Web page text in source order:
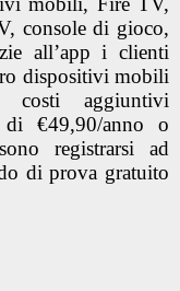
console di gioco,
all’app i clienti
dispositivi mobili
aggiuntivi
di €49,90/anno o
registrarsi ad
di prova gratuito